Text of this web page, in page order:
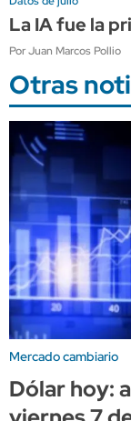
La IA fue la
Por Juan Marcos Pollio
Otras
Mercado cambiario
Dólar hoy: